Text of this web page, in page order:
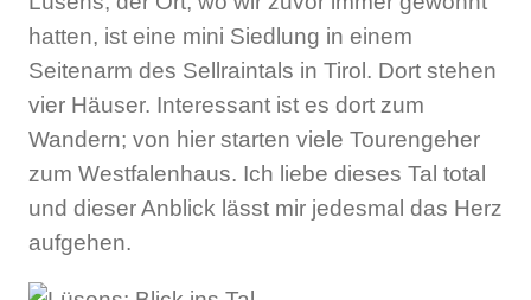
hatten, ist eine mini Siedlung in einem
Seitenarm des Sellraintals in Tirol. Dort stehen
vier Häuser. Interessant ist es dort zum
Wandern; von hier starten viele Tourengeher
zum Westfalenhaus. Ich liebe dieses Tal total
und dieser Anblick lässt mir jedesmal das Herz
aufgehen.